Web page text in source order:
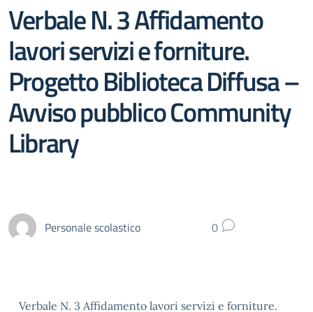
Verbale N. 3 Affidamento
lavori servizi e forniture.
Progetto Biblioteca Diffusa –
Avviso pubblico Community
Library
Personale scolastico 0
Verbale N. 3 Affidamento lavori servizi e forniture.